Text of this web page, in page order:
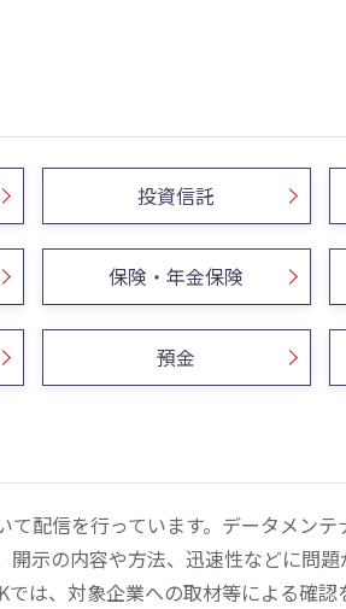
投資信託
保険・年金保険
預金
配信を行っています。データメン
示の内容や方法、迅速性などに問
は、対象企業への取材等による確